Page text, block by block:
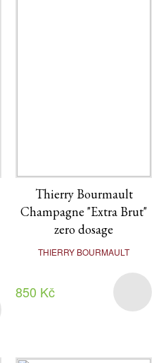
Thierry Bourmault
Champagne "Extra Brut"
zero dosage
THIERRY BOURMAULT
850 Kč